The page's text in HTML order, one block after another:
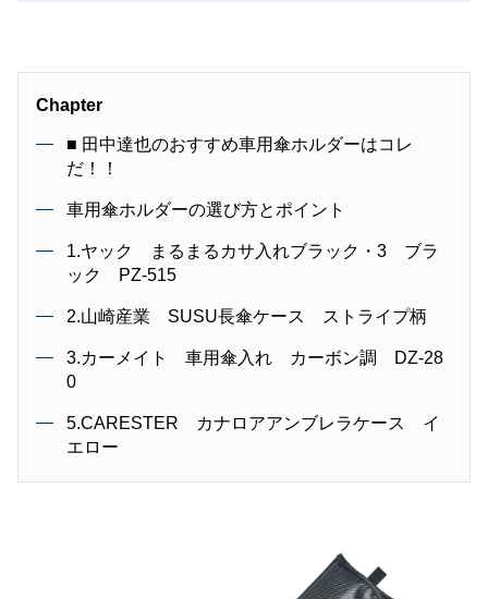
Chapter
■ 田中達也のおすすめ車用傘ホルダーはコレ
だ！！
車用傘ホルダーの選び方とポイント
1.ヤック まるまるカサ入れブラック・3 ブラ
ック PZ-515
2.山崎産業 SUSU長傘ケース ストライプ柄
3.カーメイト 車用傘入れ カーボン調 DZ-28
0
5.CARESTER カナロアアンブレラケース イ
エロー